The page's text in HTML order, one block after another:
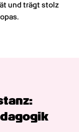
und trägt stolz